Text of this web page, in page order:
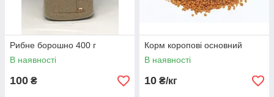
Рибне борошно 400 г
В наявності
100 ₴
Корм коропові основний
В наявності
10 ₴/кг